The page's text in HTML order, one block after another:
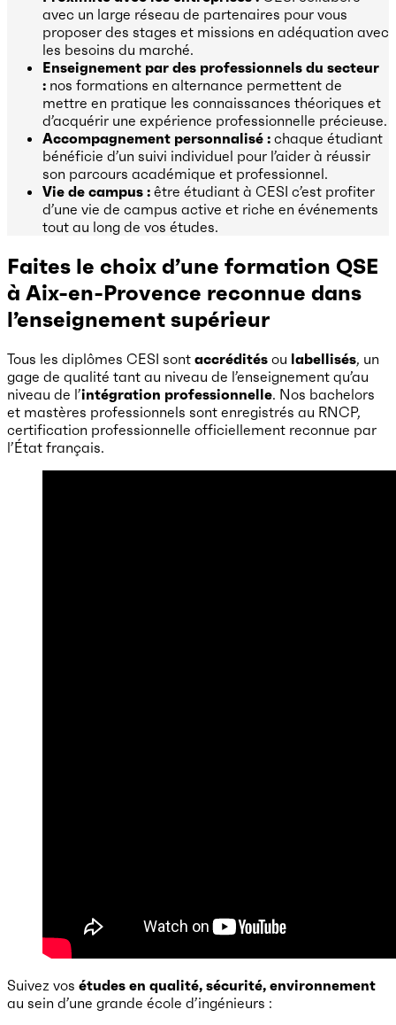
avec un large réseau de partenaires pour vous
proposer des stages et missions en adéquation avec
les besoins du marché.
Enseignement par des professionnels du secteur
: nos formations en alternance permettent de
mettre en pratique les connaissances théoriques et
d’acquérir une expérience professionnelle précieuse.
Accompagnement personnalisé : chaque étudiant
bénéficie d’un suivi individuel pour l’aider à réussir
son parcours académique et professionnel.
Vie de campus : être étudiant à CESI c’est profiter
d’une vie de campus active et riche en événements
tout au long de vos études.
Faites le choix d’une formation QSE
à Aix-en-Provence reconnue dans
l’enseignement supérieur
Tous les diplômes CESI sont accrédités ou labellisés, un
gage de qualité tant au niveau de l’enseignement qu’au
niveau de l’intégration professionnelle. Nos bachelors
et mastères professionnels sont enregistrés au RNCP,
certification professionnelle officiellement reconnue par
l’État français.
Suivez vos études en qualité, sécurité, environnement
au sein d’une grande école d’ingénieurs :